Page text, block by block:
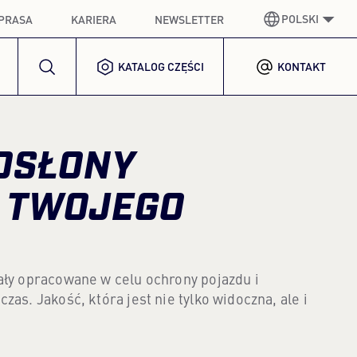
KARIERA NEWSLETTER POLSKI
NIEMIECKIGERMAN
HISZPAŃSKI
FRANCUSKIFRENCH
KOREAŃSKIKOREAN
KATALOG CZĘŚCI KONTAKT
opracowane w celu ochrony pojazdu i
Jakość, która jest nie tylko widoczna, ale i